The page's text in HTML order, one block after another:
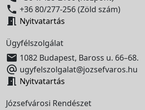
 +36 80/277-256 (Zöld szám)
 Nyitvatartás
Ügyfélszolgálat
 1082 Budapest, Baross u. 66–68.
 ugyfelszolgalat@jozsefvaros.hu
 Nyitvatartás
Józsefvárosi Rendészet